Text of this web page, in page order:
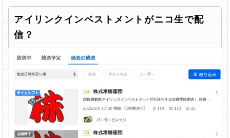
アイリンクインベストメントがニコ生で配
信？